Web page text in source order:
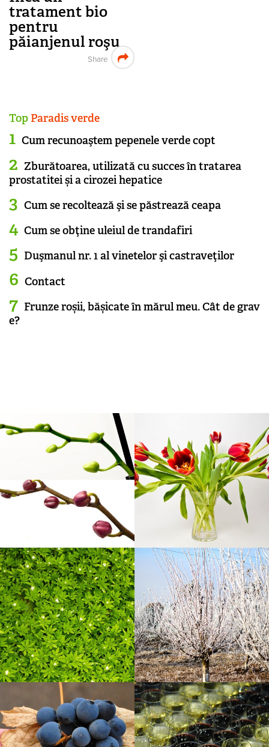
tratament bio
pentru
păianjenul roşu
Share
Top Paradis verde
Cum recunoaştem pepenele verde copt
Zburătoarea, utilizată cu succes în tratarea
prostatitei și a cirozei hepatice
Cum se recoltează şi se păstrează ceapa
Cum se obţine uleiul de trandafiri
Duşmanul nr. 1 al vinetelor şi castraveţilor
Contact
Frunze roșii, bășicate în mărul meu. Cât de grav
e?